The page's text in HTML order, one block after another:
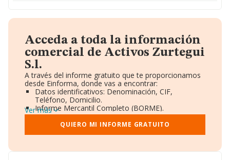
Acceda a toda la información
comercial de Activos Zurtegui
S.l.
A través del informe gratuito que te proporcionamos
desde Einforma, donde vas a encontrar:
Datos identificativos: Denominación, CIF,
Teléfono, Domicilio.
Informe Mercantil Completo (BORME).
Gráficos de Evolución Ventas y Empleados.
Consejo de Administración y Administradores.
Directivos y Ejecutivos.
Ver más
QUIERO MI INFORME GRATUITO